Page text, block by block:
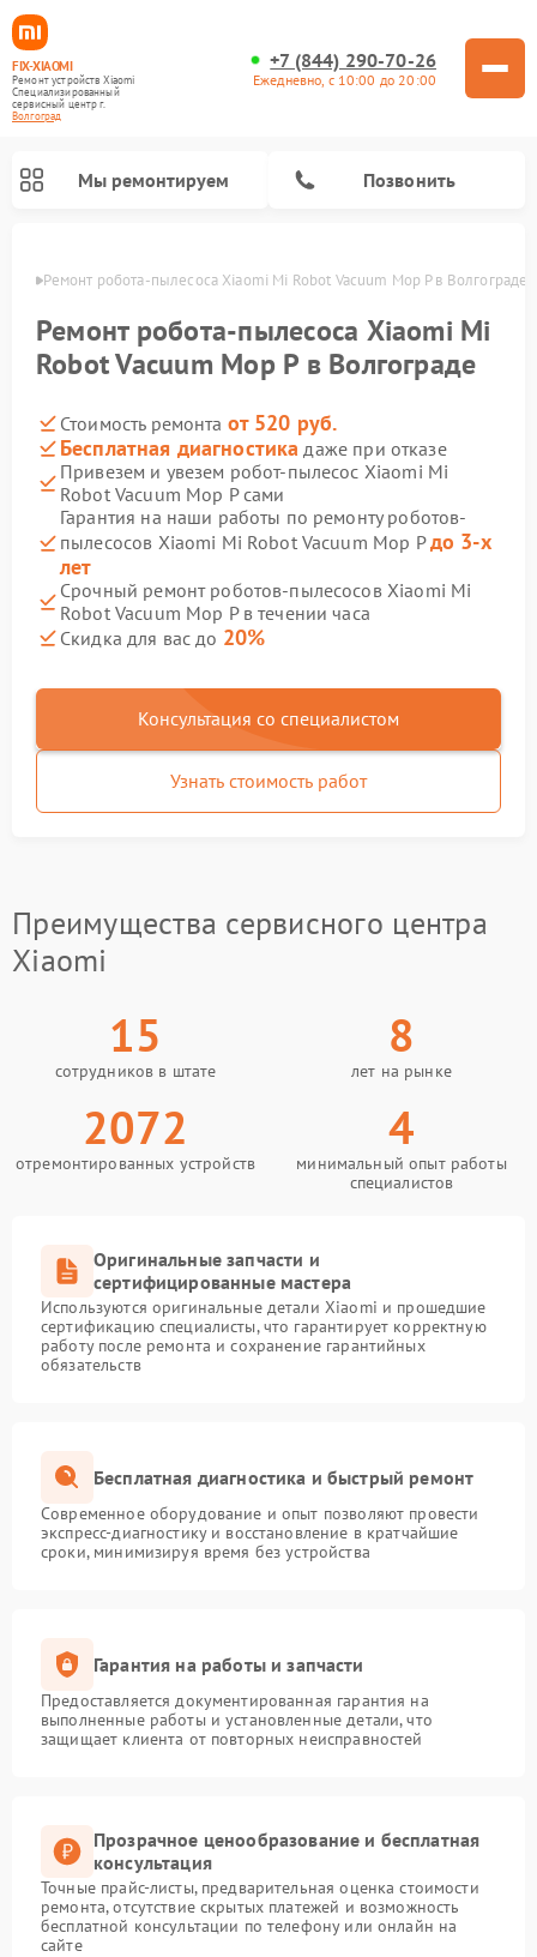
FIX-XIAOMI
Ремонт устройств Xiaomi
Специализированный
cервисный центр г.
Волгоград
+7 (844) 290-70-26
Ежедневно, с 10:00 до 20:00
Мы ремонтируем Позвонить
Ремонт робота-пылесоса Xiaomi Mi Robot Vacuum Mop P в Волгограде
Ремонт робота-пылесоса Xiaomi Mi
Robot Vacuum Mop P в Волгограде
Стоимость ремонта от 520 руб.
Бесплатная диагностика даже при отказе
Привезем и увезем робот-пылесос Xiaomi Mi
Robot Vacuum Mop P сами
Гарантия на наши работы по ремонту роботов-
пылесосов Xiaomi Mi Robot Vacuum Mop Pдо 3-х
лет
Срочный ремонт роботов-пылесосов Xiaomi Mi
Robot Vacuum Mop P в течении часа
Скидка для вас до 20%
Консультация со специалистом
Узнать стоимость работ
Преимущества сервисного центра
Xiaomi
15
сотрудников в штате
8
лет на рынке
2072
отремонтированных устройств
4
минимальный опыт работы
специалистов
Оригинальные запчасти и
сертифицированные мастера
Используются оригинальные детали Xiaomi и прошедшие
сертификацию специалисты, что гарантирует корректную
работу после ремонта и сохранение гарантийных
обязательств
Бесплатная диагностика и быстрый ремонт
Современное оборудование и опыт позволяют провести
экспресс-диагностику и восстановление в кратчайшие
сроки, минимизируя время без устройства
Гарантия на работы и запчасти
Предоставляется документированная гарантия на
выполненные работы и установленные детали, что
защищает клиента от повторных неисправностей
Прозрачное ценообразование и бесплатная
консультация
Точные прайс-листы, предварительная оценка стоимости
ремонта, отсутствие скрытых платежей и возможность
бесплатной консультации по телефону или онлайн на
сайте